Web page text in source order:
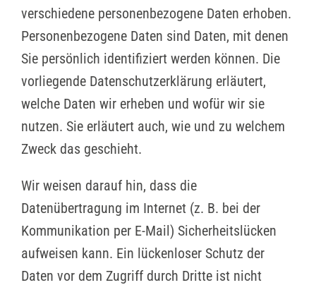
verschiedene personenbezogene Daten erhoben.
Personenbezogene Daten sind Daten, mit denen
Sie persönlich identifiziert werden können. Die
vorliegende Datenschutzerklärung erläutert,
welche Daten wir erheben und wofür wir sie
nutzen. Sie erläutert auch, wie und zu welchem
Zweck das geschieht.
Wir weisen darauf hin, dass die
Datenübertragung im Internet (z. B. bei der
Kommunikation per E-Mail) Sicherheitslücken
aufweisen kann. Ein lückenloser Schutz der
Daten vor dem Zugriff durch Dritte ist nicht